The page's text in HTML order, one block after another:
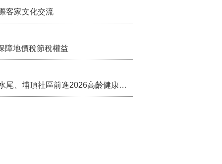
客家文化交流
障地價稅節稅權益
苗栗農村綠色照顧成果登上全國舞台！ 後龍水尾、埔頂社區前進2026高齡健康產業博覽會